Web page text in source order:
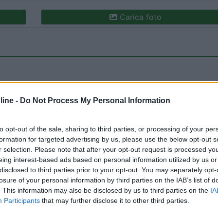
- Do Not Process My Personal Information
opt-out of the sale, sharing to third parties, or processing of your
for targeted advertising by us, please use the below opt-out
selection. Please note that after your opt-out request is processed
interest-based ads based on personal information utilized by us
to third parties prior to your opt-out. You may separately
of your personal information by third parties on the IAB’s list of
This information may also be disclosed by us to third parties on the
Participants that may further disclose it to other third parties.
Carica foto
Accessibilità (2) Posizione (2)
Prezzo (2)
29/03/2021
assicurarvi che non è gratuito, la prima parte posta
strisce blu quindi si paga (poco ma si paga) il resto con